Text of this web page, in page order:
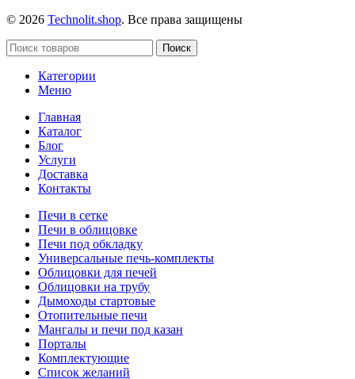
© 2026 Technolit.shop. Все права защищены
Поиск
Категории
Меню
Главная
Каталог
Блог
Услуги
Доставка
Контакты
Печи в сетке
Печи в облицовке
Печи под обкладку
Универсальные печь-комплекты
Облицовки для печей
Облицовки на трубу
Дымоходы стартовые
Отопительные печи
Мангалы и печи под казан
Порталы
Комплектующие
Список желаний